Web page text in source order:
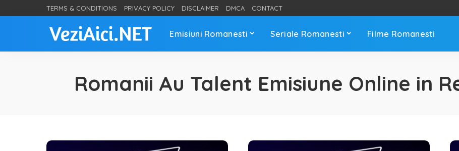
TERMS & CONDITIONS PRIVACY POLICY DISCLAIMER DMCA CONTACT
Emisiuni Romanesti Seriale Romanesti Filme Romanesti
Romanii Au Talent Emisiune Online in